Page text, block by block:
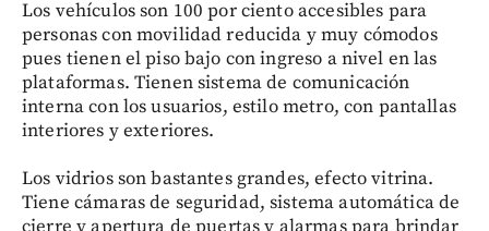
Los vehículos son 100 por ciento accesibles para
personas con movilidad reducida y muy cómodos
pues tienen el piso bajo con ingreso a nivel en las
plataformas. Tienen sistema de comunicación
interna con los usuarios, estilo metro, con pantallas
interiores y exteriores.
Los vidrios son bastantes grandes, efecto vitrina.
Tiene cámaras de seguridad, sistema automática de